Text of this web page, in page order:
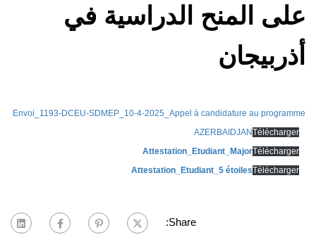
على المنح الدراسية في
أذربيجان
Envoi_1193-DCEU-SDMEP_10-4-2025_Appel à candidature au programme
AZERBAIDJANTélécharger
Attestation_Etudiant_MajorTélécharger
Attestation_Etudiant_5 étoilesTélécharger
Share: